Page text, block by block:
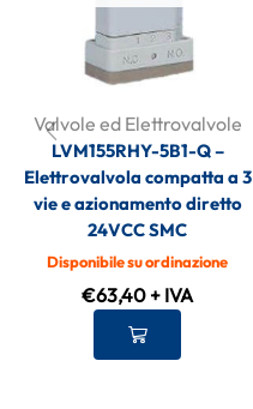
Valvole ed Elettrovalvole
LVM155RHY-5B1-Q –
Elettrovalvola compatta a 3
vie e azionamento diretto
24VCC SMC
Disponibile su ordinazione
€63,40 + IVA